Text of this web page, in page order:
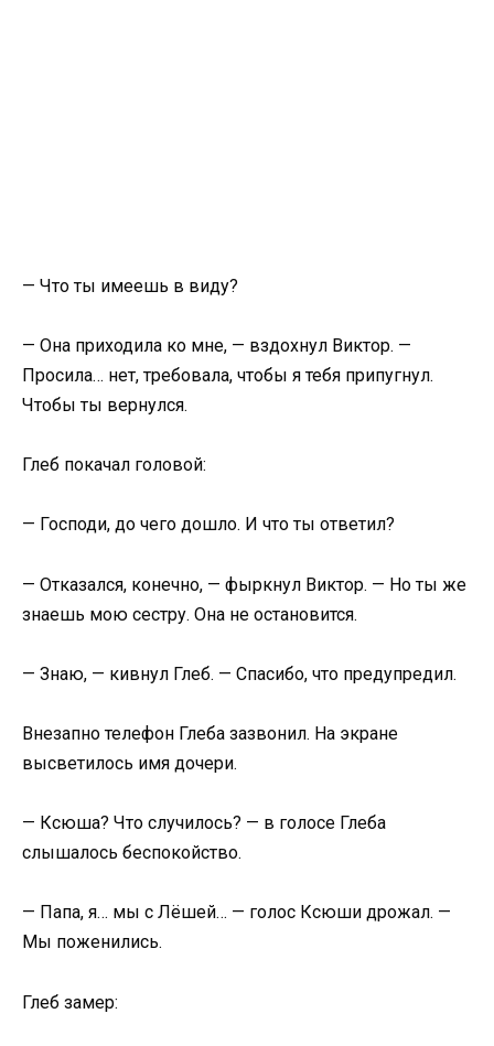
— Что ты имеешь в виду?
— Она приходила ко мне, — вздохнул Виктор. —
Просила… нет, требовала, чтобы я тебя припугнул.
Чтобы ты вернулся.
Глеб покачал головой:
— Господи, до чего дошло. И что ты ответил?
— Отказался, конечно, — фыркнул Виктор. — Но ты же
знаешь мою сестру. Она не остановится.
— Знаю, — кивнул Глеб. — Спасибо, что предупредил.
Внезапно телефон Глеба зазвонил. На экране
высветилось имя дочери.
— Ксюша? Что случилось? — в голосе Глеба
слышалось беспокойство.
— Папа, я… мы с Лёшей… — голос Ксюши дрожал. —
Мы поженились.
Глеб замер: